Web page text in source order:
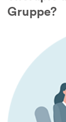
Gruppe?